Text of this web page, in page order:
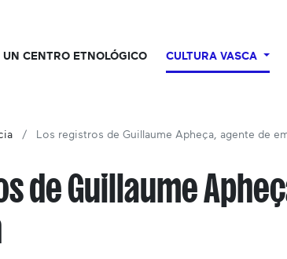
UN CENTRO ETNOLÓGICO CULTURA VASCA
Los registros de Guillaume Apheça, agente de
de Guillaume